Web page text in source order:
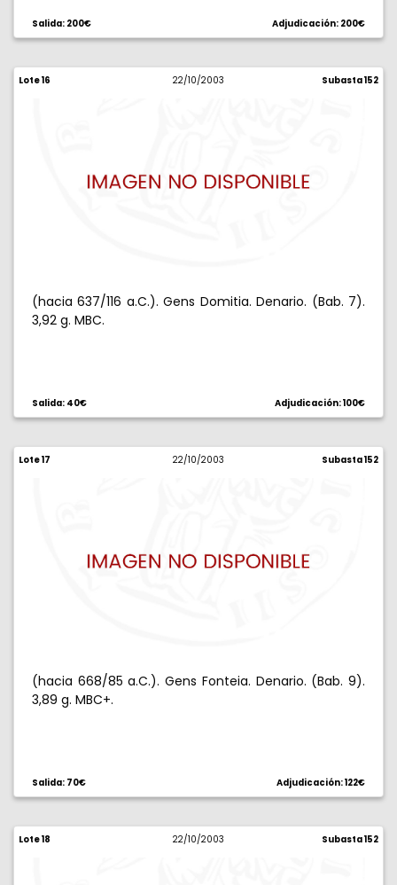
Salida: 200€ Adjudicación: 200€
Lote 16 22/10/2003 Subasta 152
(hacia 637/116 a.C.). Gens Domitia. Denario. (Bab. 7).
3,92 g. MBC.
Salida: 40€ Adjudicación: 100€
Lote 17 22/10/2003 Subasta 152
(hacia 668/85 a.C.). Gens Fonteia. Denario. (Bab. 9).
3,89 g. MBC+.
Salida: 70€ Adjudicación: 122€
Lote 18 22/10/2003 Subasta 152